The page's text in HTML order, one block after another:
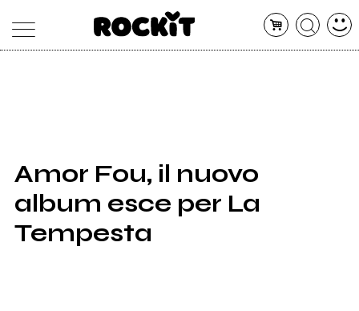
SHOP
RADIO
Amor Fou, il nuovo
album esce per La
Tempesta